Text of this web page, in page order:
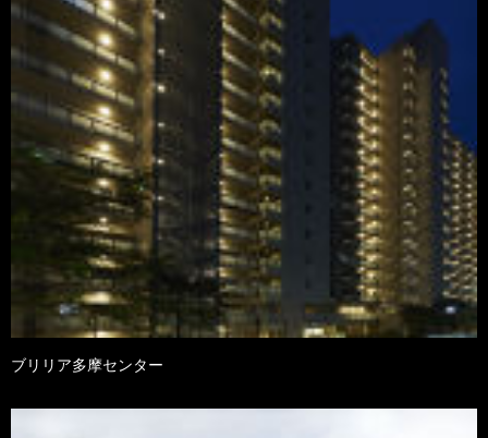
ブリリア多摩センター